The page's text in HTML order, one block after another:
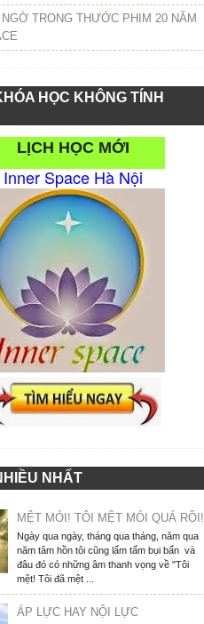
TRONG THƯỚC PHIM 20 NĂM
HỌC KHÔNG TÍNH
LỊCH HỌC MỚI
Inner Space Hà Nội
NHẤT
MỆT MỎI! TÔI MỆT MỎI QUÁ RỒI!
Ngày qua ngày, tháng qua tháng, năm qua
năm tâm hồn tôi cũng lấm tấm bụi bẩn và
đâu đó có những âm thanh vọng về "Tôi
mệt! Tôi đã mệt ...
ÁP LỰC HAY NỘI LỰC